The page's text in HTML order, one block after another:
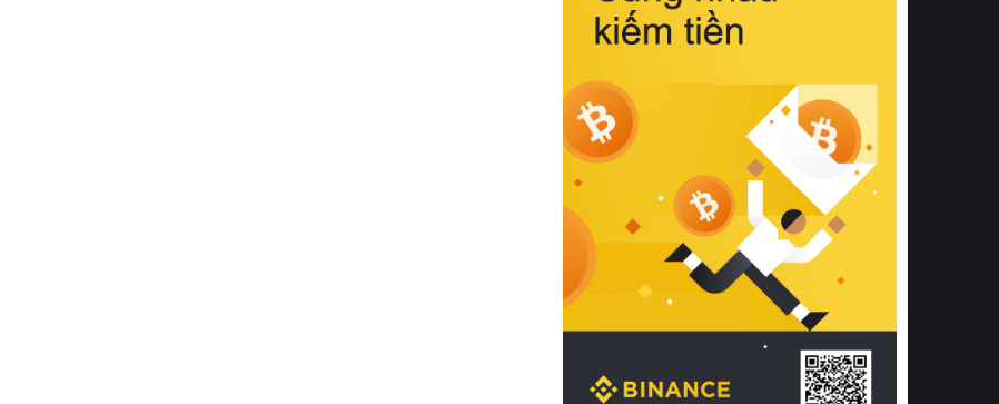
Bên cạnh đó, việc lựa chọn các dòng
sản phẩm đạt chuẩn chất lượng quốc
tế còn giúp ngăn ngừa tình trạng kích
khuẩn và nấm mốc trong điều kiện
thời tiết nóng ẩm. Bạn có thể tìm hiểu
thêm các nghiên cứu khoa học về tác
động của giấc ngủ và môi trường
phòng ngủ đối với sức khỏe con
người tại Sleep Foundation (External
Link) để có cái nhìn toàn diện hơn.
2. Các tiêu chí vàng khi lựa chọn
chăn ga gối đệm cao cấp cho phòng
ngủ
Để sở hữu một bộ chăn ga gối đệm
cao cấp hoàn hảo cả về thẩm mỹ lẫn
công năng, người tiêu dùng cần cân
nhắc kỹ lưỡng các tiêu chí quan trọng